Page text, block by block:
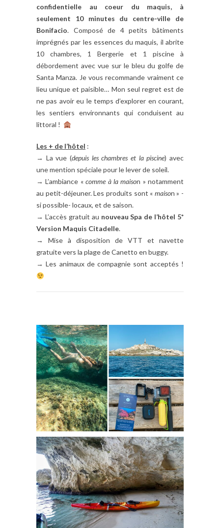
confidentielle au coeur du maquis, à
seulement 10 minutes du centre-ville de
Bonifacio. Composé de 4 petits bâtiments
imprégnés par les essences du maquis, il abrite
10 chambres, 1 Bergerie et 1 piscine à
débordement avec vue sur le bleu du golfe de
Santa Manza. Je vous recommande vraiment ce
lieu unique et paisible… Mon seul regret est de
ne pas avoir eu le temps d’explorer en courant,
les sentiers environnants qui conduisent au
littoral !
Les + de l’hôtel :
→ La vue (depuis les chambres et la piscine) avec
une mention spéciale pour le lever de soleil.
→ L’ambiance «comme à la maison » notamment
au petit-déjeuner. Les produits sont « maison » -
si possible- locaux, et de saison.
→ L’accès gratuit au nouveau Spa de l’hôtel 5*
Version Maquis Citadelle.
→ Mise à disposition de VTT et navette
gratuite vers la plage de Canetto en buggy.
→ Les animaux de compagnie sont acceptés !